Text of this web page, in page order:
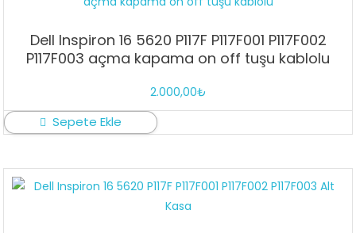
Dell Inspiron 16 5620 P117F P117F001 P117F002
P117F003 açma kapama on off tuşu kablolu
2.000,00₺
Sepete Ekle